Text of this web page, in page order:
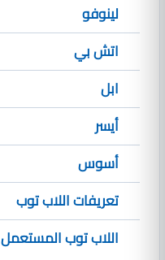
لينوفو
اتش بي
ابل
أيسر
أسوس
تعريفات اللاب توب
اللاب توب المستعمل